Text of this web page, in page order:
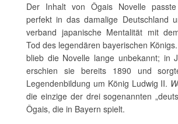
Der Inhalt von Ôgais Novelle
perfekt in das damalige Deutschland
verband japanische Mentalität mit
Tod des legendären bayerischen
blieb die Novelle lange unbekannt; in
erschien sie bereits 1890 und
Legendenbildung um König Ludwig II.
die einzige der drei sogenannten
Ôgais, die in Bayern spielt.